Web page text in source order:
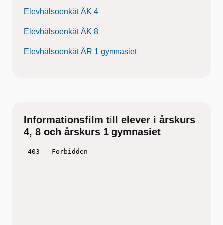
Elevhälsoenkät ÅK 4
Elevhälsoenkät ÅK 8
Elevhälsoenkät ÅR 1 gymnasiet
Informationsfilm till elever i årskurs
4, 8 och årskurs 1 gymnasiet